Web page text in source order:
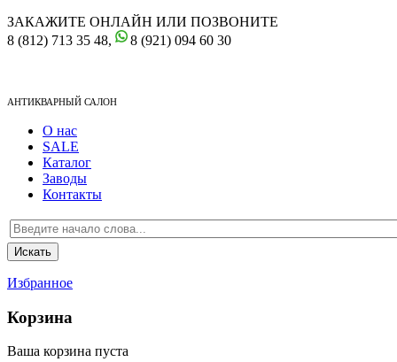
ЗАКАЖИТЕ ОНЛАЙН ИЛИ ПОЗВОНИТЕ
8 (812) 713 35 48,
8 (921) 094 60 30
АНТИКВАРНЫЙ САЛОН
О нас
SALE
Каталог
Заводы
Контакты
Избранное
Корзина
Ваша корзина пуста